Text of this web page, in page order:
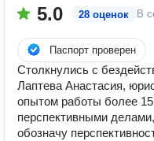
5.0 28 оценок В
Паспорт проверен
Столкнулись с
Лаптева Анастасия,
опытом работы более
перспективными
обозначу